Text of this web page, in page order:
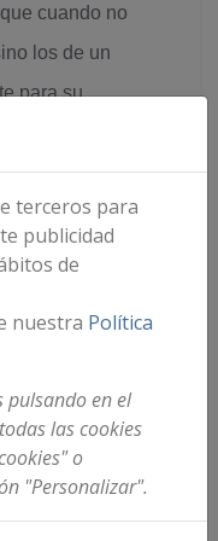
cuando no
los de un
para su
exonerada de
la solicitud de
realice desde la
usted nos ha
los formularios de
que es el
del Usuario
a la
terceros para
publicidad
de
nuestra Política
pulsando en el
las cookies
o
"Personalizar".